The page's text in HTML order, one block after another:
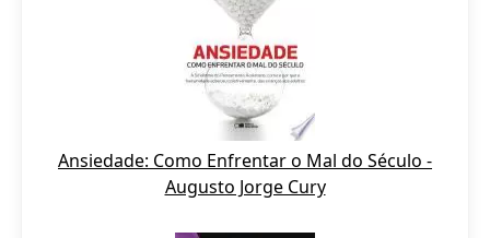
Ansiedade: Como Enfrentar o Mal do Século -
Augusto Jorge Cury